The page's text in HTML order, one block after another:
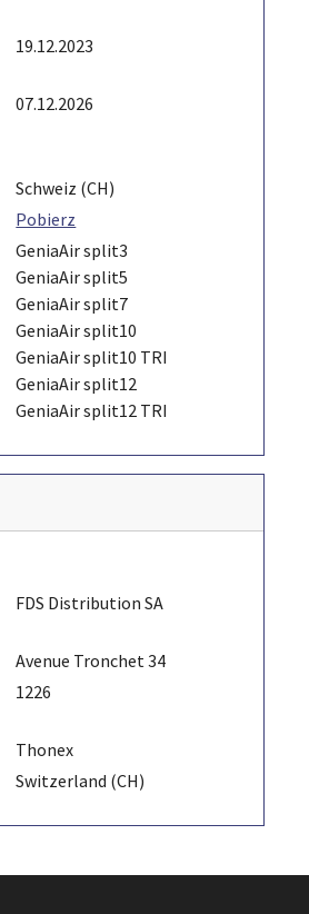
19.12.2023
07.12.2026
Schweiz (CH)
Pobierz
GeniaAir split3
GeniaAir split5
GeniaAir split7
GeniaAir split10
GeniaAir split10 TRI
GeniaAir split12
GeniaAir split12 TRI
FDS Distribution SA
Avenue Tronchet 34
1226
Thonex
Switzerland (CH)